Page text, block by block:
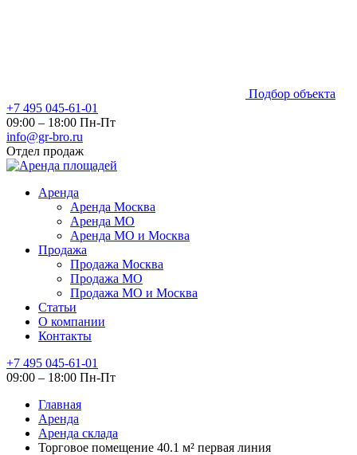
Подбор объекта
+7 495 045-61-01
09:00 – 18:00 Пн-Пт
info@gr-bro.ru
Отдел продаж
Аренда
Аренда Москва
Аренда МО
Аренда МО и Москва
Продажа
Продажа Москва
Продажа МО
Продажа МО и Москва
Статьи
О компании
Контакты
+7 495 045-61-01
09:00 – 18:00 Пн-Пт
Главная
Аренда
Аренда склада
Торговое помещение 40.1 м² первая линия